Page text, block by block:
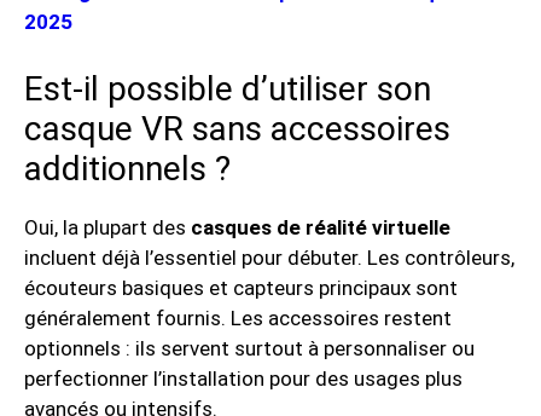
2025
Est-il possible d’utiliser son
casque VR sans accessoires
additionnels ?
Oui, la plupart des casques de réalité virtuelle
incluent déjà l’essentiel pour débuter. Les contrôleurs,
écouteurs basiques et capteurs principaux sont
généralement fournis. Les accessoires restent
optionnels : ils servent surtout à personnaliser ou
perfectionner l’installation pour des usages plus
avancés ou intensifs.